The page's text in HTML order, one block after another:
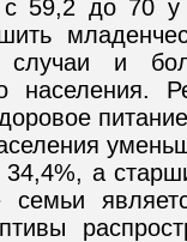
59,2 до 70 у
случаи и
а